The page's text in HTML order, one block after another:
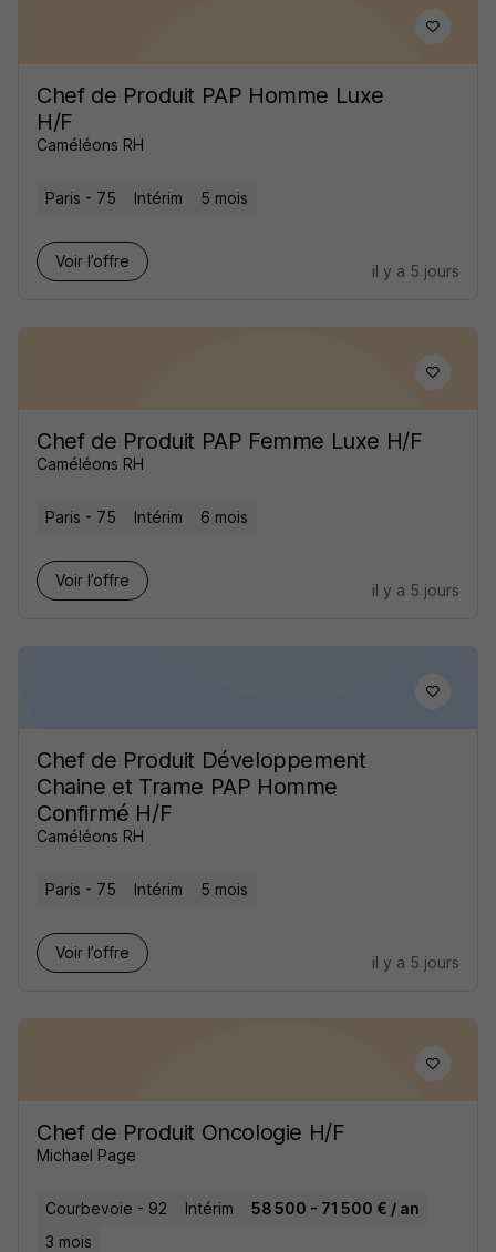
Chef de Produit PAP Homme Luxe
H/F
Caméléons RH
Paris - 75 Intérim 5 mois
Voir l’offre
il y a 5 jours
Chef de Produit PAP Femme Luxe H/F
Caméléons RH
Paris - 75 Intérim 6 mois
Voir l’offre
il y a 5 jours
Chef de Produit Développement
Chaine et Trame PAP Homme
Confirmé H/F
Caméléons RH
Paris - 75 Intérim 5 mois
Voir l’offre
il y a 5 jours
Chef de Produit Oncologie H/F
Michael Page
Courbevoie - 92 Intérim
58 500 - 71 500 € / an
3 mois